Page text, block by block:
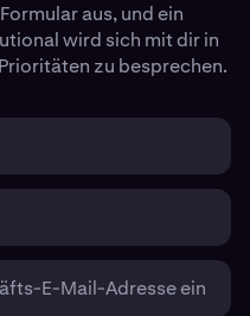
aus, und ein
wird sich mit dir in
zu besprechen.
E-Mail-Adresse ein